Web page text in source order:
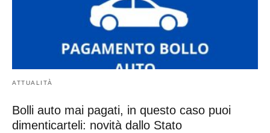
ATTUALITÀ
Bolli auto mai pagati, in questo caso puoi
dimenticarteli: novità dallo Stato